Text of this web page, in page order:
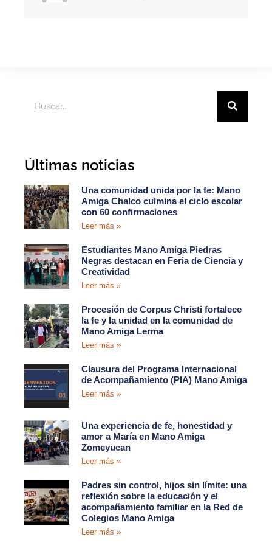
Últimas noticias
Una comunidad unida por la fe: Mano
Amiga Chalco culmina el ciclo escolar
con 60 confirmaciones
Leer más »
Estudiantes Mano Amiga Piedras
Negras destacan en Feria de Ciencia y
Creatividad
Leer más »
Procesión de Corpus Christi fortalece
la fe y la unidad en la comunidad de
Mano Amiga Lerma
Leer más »
Clausura del Programa Internacional
de Acompañamiento (PIA) Mano Amiga
Leer más »
Una experiencia de fe, honestidad y
amor a María en Mano Amiga
Zomeyucan
Leer más »
Padres sin control, hijos sin límite: una
reflexión sobre la educación y el
acompañamiento familiar en la Red de
Colegios Mano Amiga
Leer más »